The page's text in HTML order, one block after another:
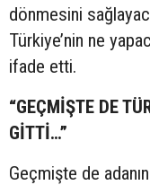
dönmesini
Türkiye’nin ne
ifade etti.
“GEÇMİŞTE DE
GİTTİ…”
Geçmişte de